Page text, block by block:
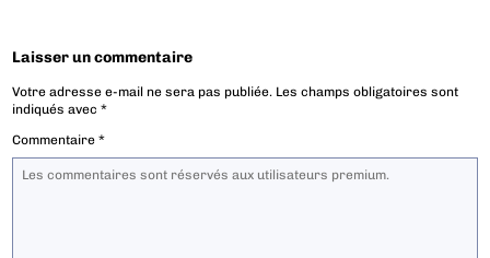
Laisser un commentaire
Votre adresse e-mail ne sera pas publiée. Les champs obligatoires sont
indiqués avec*
Commentaire*